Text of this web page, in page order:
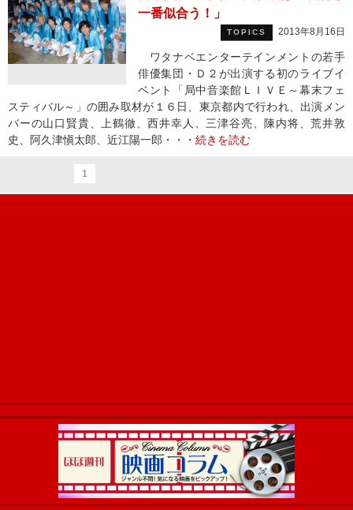
一番似合う！」
TOPICS 2013年8月16日
ワタナベエンターテインメントの若手
俳優集団・Ｄ２が出演する初のライブイ
ベント「局中音楽館ＬＩＶＥ～幕末フェ
スティバル～」の囲み取材が１６日、東京都内で行われ、出演メン
バーの山口賢貴、上鶴徹、西井幸人、三津谷亮、陳内将、荒井敦
史、阿久津愼太郎、近江陽一郎・・・ 続きを読む
1